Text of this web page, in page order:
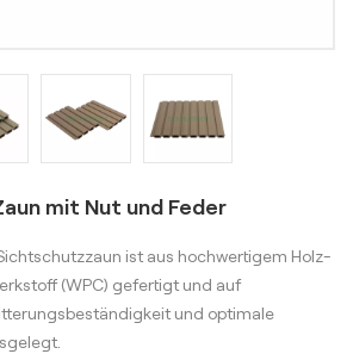
mit Nut und Feder
ist aus hochwertigem Holz-
(WPC) gefertigt und auf
und optimale